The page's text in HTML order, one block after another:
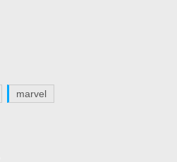
marvel